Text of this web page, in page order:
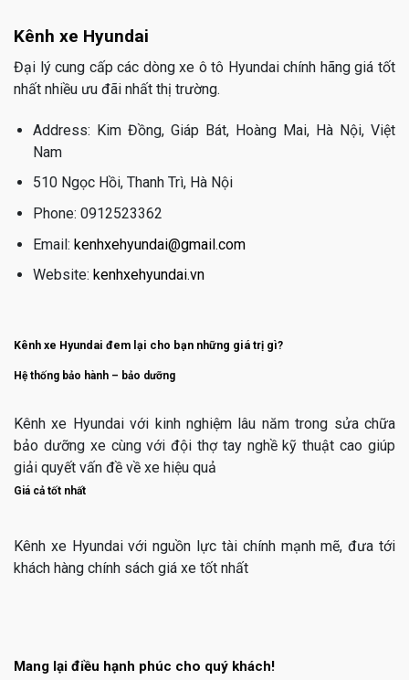
Kênh xe Hyundai
Đại lý cung cấp các dòng xe ô tô Hyundai chính hãng giá tốt
nhất nhiều ưu đãi nhất thị trường.
Address: Kim Đồng, Giáp Bát, Hoàng Mai, Hà Nội, Việt
Nam
510 Ngọc Hồi, Thanh Trì, Hà Nội
Phone: 0912523362
Email: kenhxehyundai@gmail.com
Website: kenhxehyundai.vn
Kênh xe Hyundai đem lại cho bạn những giá trị gì?
Hệ thống bảo hành – bảo dưỡng
Kênh xe Hyundai với kinh nghiệm lâu năm trong sửa chữa
bảo dưỡng xe cùng với đội thợ tay nghề kỹ thuật cao giúp
giải quyết vấn đề về xe hiệu quả
Giá cả tốt nhất
Kênh xe Hyundai với nguồn lực tài chính mạnh mẽ, đưa tới
khách hàng chính sách giá xe tốt nhất
Mang lại điều hạnh phúc cho quý khách!